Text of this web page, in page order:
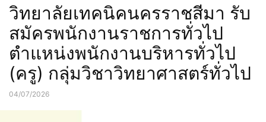
วิทยาลัยเทคนิคนครราชสีมา รับ
สมัครพนักงานราชการทั่วไป
ตำแหน่งพนักงานบริหารทั่วไป
(ครู) กลุ่มวิชาวิทยาศาสตร์ทั่วไป
04/07/2026